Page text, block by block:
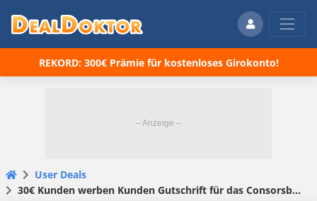
REKORD: 300€ Prämie für kostenloses Girokonto!
User Deals
30€ Kunden werben Kunden Gutschrift für das Consorsbank Depot